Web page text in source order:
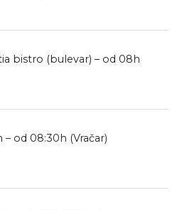
bistro (bulevar) – od 08h
od 08:30h (Vračar)